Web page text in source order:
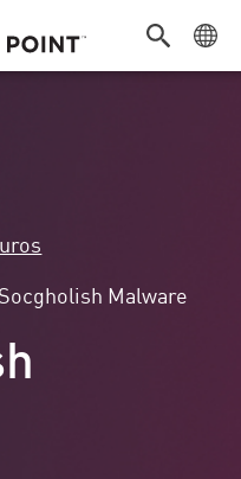
Socgholish Malware